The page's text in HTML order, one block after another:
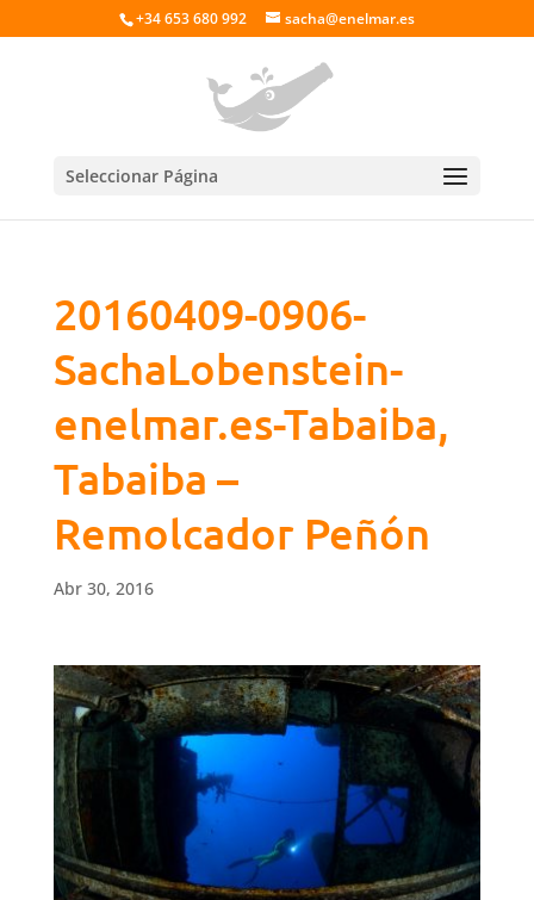
+34 653 680 992 sacha@enelmar.es
Seleccionar Página
20160409-0906-
SachaLobenstein-
enelmar.es-Tabaiba,
Tabaiba –
Remolcador Peñón
Abr 30, 2016